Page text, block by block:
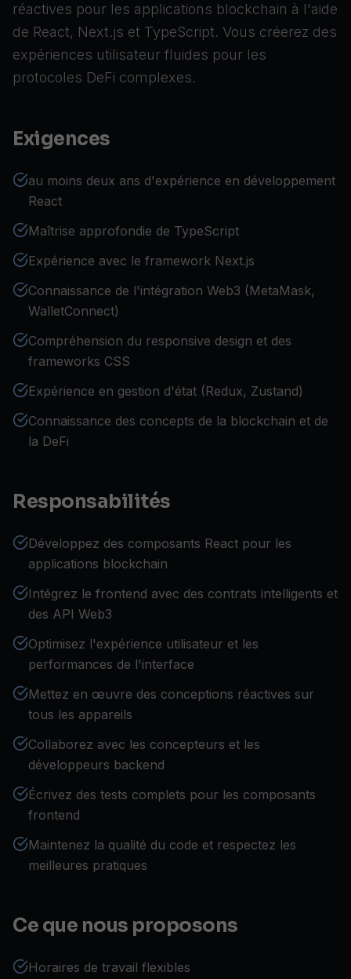
réactives pour les applications blockchain à l'aide
de React, Next.js et TypeScript. Vous créerez des
expériences utilisateur fluides pour les
protocoles DeFi complexes.
Exigences
au moins deux ans d'expérience en développement
React
Maîtrise approfondie de TypeScript
Expérience avec le framework Next.js
Connaissance de l'intégration Web3 (MetaMask,
WalletConnect)
Compréhension du responsive design et des
frameworks CSS
Expérience en gestion d'état (Redux, Zustand)
Connaissance des concepts de la blockchain et de
la DeFi
Responsabilités
Développez des composants React pour les
applications blockchain
Intégrez le frontend avec des contrats intelligents et
des API Web3
Optimisez l'expérience utilisateur et les
performances de l'interface
Mettez en œuvre des conceptions réactives sur
tous les appareils
Collaborez avec les concepteurs et les
développeurs backend
Écrivez des tests complets pour les composants
frontend
Maintenez la qualité du code et respectez les
meilleures pratiques
Ce que nous proposons
Horaires de travail flexibles